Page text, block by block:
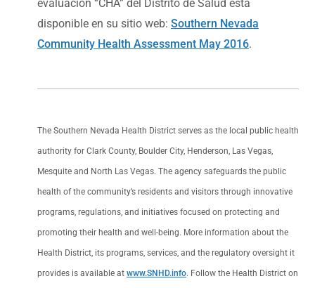
evaluación “CHA” del Distrito de Salud está
disponible en su sitio web: Southern Nevada
Community Health Assessment May 2016.
The Southern Nevada Health District serves as the local public health
authority for Clark County, Boulder City, Henderson, Las Vegas,
Mesquite and North Las Vegas. The agency safeguards the public
health of the community’s residents and visitors through innovative
programs, regulations, and initiatives focused on protecting and
promoting their health and well-being. More information about the
Health District, its programs, services, and the regulatory oversight it
provides is available at www.SNHD.info. Follow the Health District on